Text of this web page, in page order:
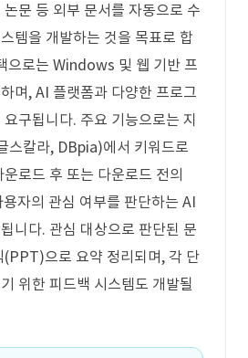
문 등 외부 문서를 자동으로 수
템을 개발하는 것을 목표로 합
으로는 Windows 및 웹 기반 프
며, AI 플랫폼과 다양한 프로그
구됩니다. 주요 기능으로는 지
스칼라, DBpia)에서 키워드로
로드 후 또는 다운로드 전의
자의 관심 여부를 판단하는 AI
니다. 관심 대상으로 판단된 문
(PPT)으로 요약 정리되며, 각 단
위한 피드백 시스템도 개발될